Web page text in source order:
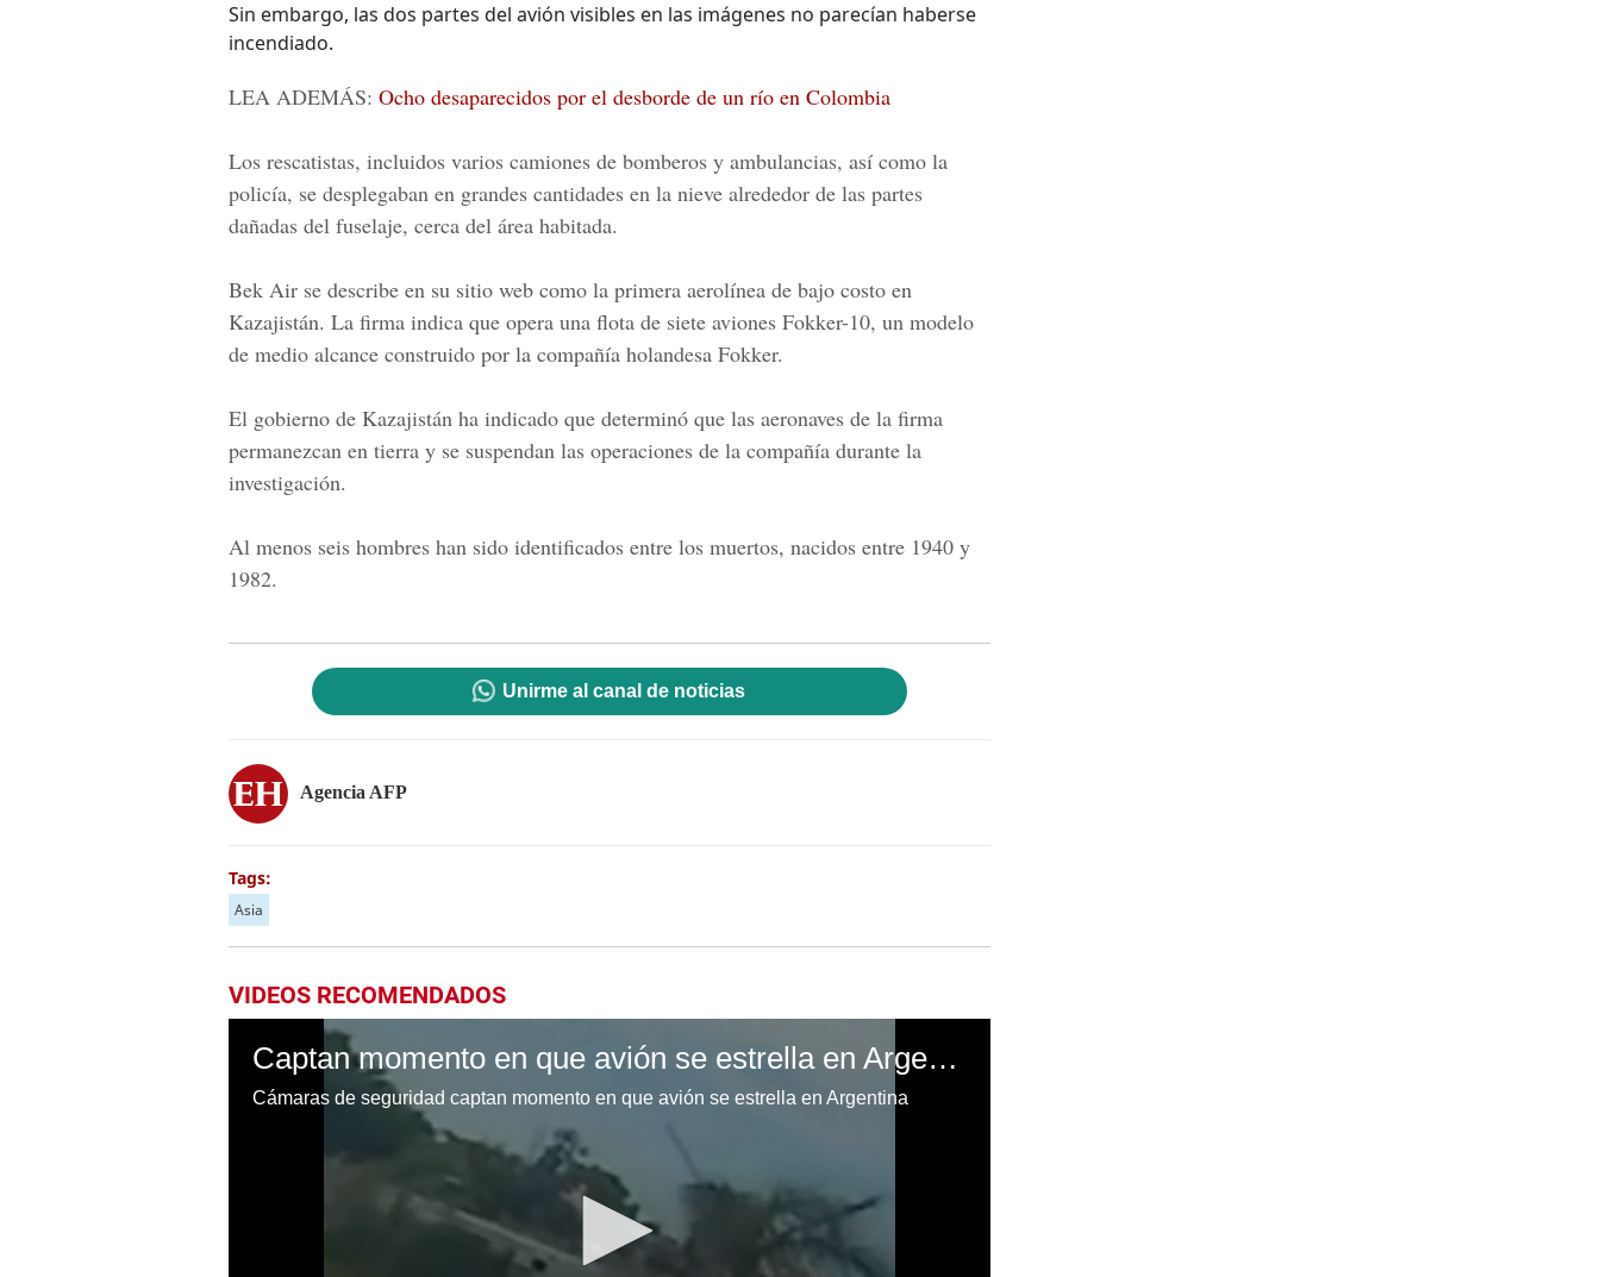
Sin embargo, las dos partes del avión visibles en las imágenes no parecían haberse
incendiado.
LEA ADEMÁS: Ocho desaparecidos por el desborde de un río en Colombia
Los rescatistas, incluidos varios camiones de bomberos y ambulancias, así como la
policía, se desplegaban en grandes cantidades en la nieve alrededor de las partes
dañadas del fuselaje, cerca del área habitada.
Bek Air se describe en su sitio web como la primera aerolínea de bajo costo en
Kazajistán. La firma indica que opera una flota de siete aviones Fokker-10, un modelo
de medio alcance construido por la compañía holandesa Fokker.
El gobierno de Kazajistán ha indicado que determinó que las aeronaves de la firma
permanezcan en tierra y se suspendan las operaciones de la compañía durante la
investigación.
Al menos seis hombres han sido identificados entre los muertos, nacidos entre 1940 y
1982.
Unirme al canal de noticias
Agencia AFP
Tags:
Asia
VIDEOS RECOMENDADOS
Captan momento en que avión se estrella en Argentina
Cámaras de seguridad captan momento en que avión se estrella en Argentina